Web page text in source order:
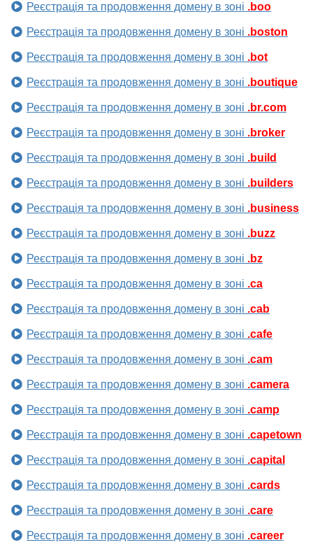
Реєстрація та продовження домену в зоні .boo
Реєстрація та продовження домену в зоні .boston
Реєстрація та продовження домену в зоні .bot
Реєстрація та продовження домену в зоні .boutique
Реєстрація та продовження домену в зоні .br.com
Реєстрація та продовження домену в зоні .broker
Реєстрація та продовження домену в зоні .build
Реєстрація та продовження домену в зоні .builders
Реєстрація та продовження домену в зоні .business
Реєстрація та продовження домену в зоні .buzz
Реєстрація та продовження домену в зоні .bz
Реєстрація та продовження домену в зоні .ca
Реєстрація та продовження домену в зоні .cab
Реєстрація та продовження домену в зоні .cafe
Реєстрація та продовження домену в зоні .cam
Реєстрація та продовження домену в зоні .camera
Реєстрація та продовження домену в зоні .camp
Реєстрація та продовження домену в зоні .capetown
Реєстрація та продовження домену в зоні .capital
Реєстрація та продовження домену в зоні .cards
Реєстрація та продовження домену в зоні .care
Реєстрація та продовження домену в зоні .career